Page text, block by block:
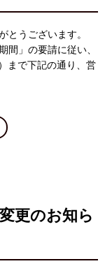
とうございます。
間」の要請に従い、
まで下記の通り、営
更のお知ら